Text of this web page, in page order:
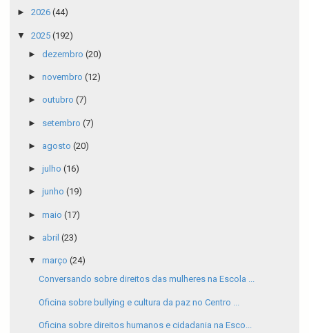
► 2026 (44)
▼ 2025 (192)
► dezembro (20)
► novembro (12)
► outubro (7)
► setembro (7)
► agosto (20)
► julho (16)
► junho (19)
► maio (17)
► abril (23)
▼ março (24)
Conversando sobre direitos das mulheres na Escola ...
Oficina sobre bullying e cultura da paz no Centro ...
Oficina sobre direitos humanos e cidadania na Esco...